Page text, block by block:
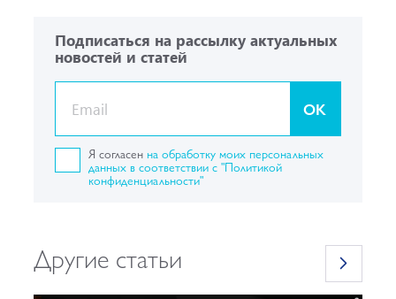
Подписаться на рассылку актуальных
новостей и статей
OK
Я согласен на обработку моих персональных
данных в соответствии с "Политикой
конфиденциальности"
Другие статьи